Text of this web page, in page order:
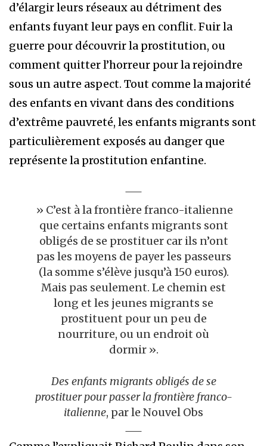
d’élargir leurs réseaux au détriment des
enfants fuyant leur pays en conflit. Fuir la
guerre pour découvrir la prostitution, ou
comment quitter l’horreur pour la rejoindre
sous un autre aspect. Tout comme la majorité
des enfants en vivant dans des conditions
d’extrême pauvreté, les enfants migrants sont
particulièrement exposés au danger que
représente la prostitution enfantine.
» C’est à la frontière franco-italienne
que certains enfants migrants sont
obligés de se prostituer car ils n’ont
pas les moyens de payer les passeurs
(la somme s’élève jusqu’à 150 euros).
Mais pas seulement. Le chemin est
long et les jeunes migrants se
prostituent pour un peu de
nourriture, ou un endroit où
dormir ».
Des enfants migrants obligés de se
prostituer pour passer la frontière franco-
italienne, par le Nouvel Obs